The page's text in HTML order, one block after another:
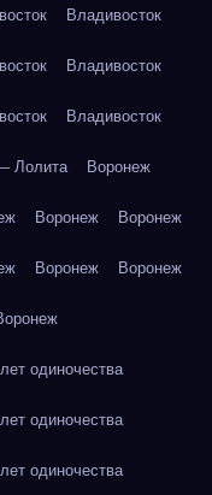
Владивосток
Владивосток
Владивосток
Лолита Воронеж
Воронеж Воронеж
Воронеж Воронеж
одиночества
одиночества
одиночества